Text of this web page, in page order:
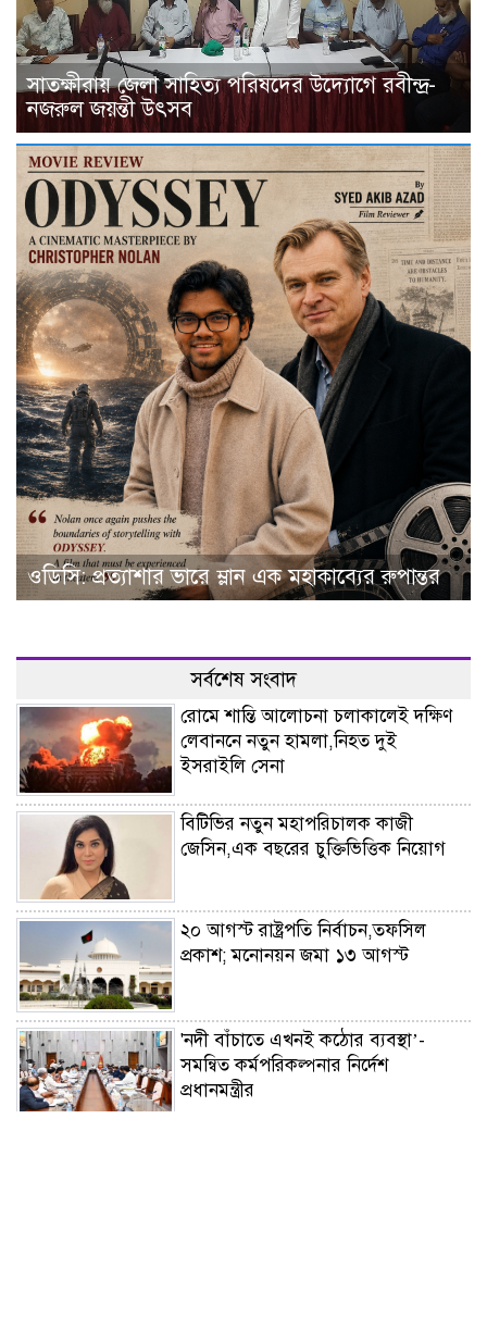
সাতক্ষীরায় জেলা সাহিত্য পরিষদের উদ্যোগে রবীন্দ্র-
নজরুল জয়ন্তী উৎসব
ওডিসি: প্রত্যাশার ভারে ম্লান এক মহাকাব্যের রুপান্তর
সর্বশেষ সংবাদ
রোমে শান্তি আলোচনা চলাকালেই দক্ষিণ
লেবাননে নতুন হামলা,নিহত দুই
ইসরাইলি সেনা
বিটিভির নতুন মহাপরিচালক কাজী
জেসিন,এক বছরের চুক্তিভিত্তিক নিয়োগ
২০ আগস্ট রাষ্ট্রপতি নির্বাচন,তফসিল
প্রকাশ; মনোনয়ন জমা ১৩ আগস্ট
'নদী বাঁচাতে এখনই কঠোর ব্যবস্থা’-
সমন্বিত কর্মপরিকল্পনার নির্দেশ
প্রধানমন্ত্রীর